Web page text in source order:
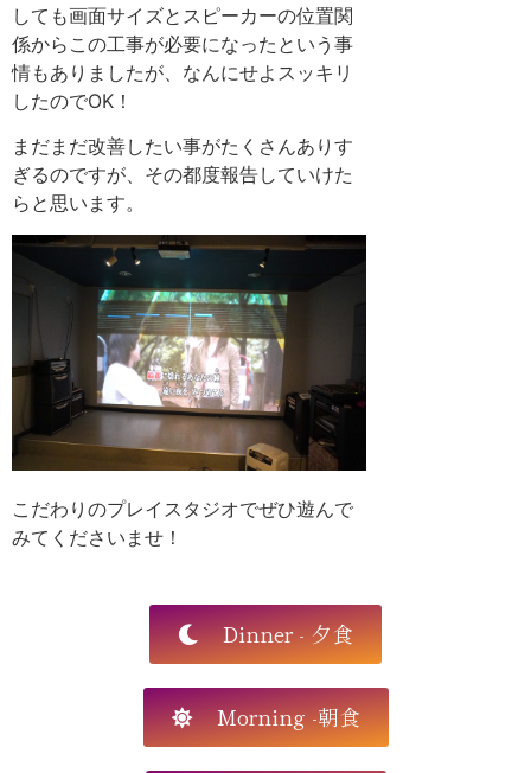
しても画面サイズとスピーカーの位置関
係からこの工事が必要になったという事
情もありましたが、なんにせよスッキリ
したのでOK！
まだまだ改善したい事がたくさんありす
ぎるのですが、その都度報告していけた
らと思います。
こだわりのプレイスタジオでぜひ遊んで
みてくださいませ！
Dinner - 夕食
Morning -朝食